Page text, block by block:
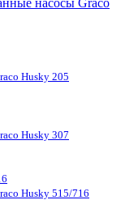
насосы Graco
Husky 205
Husky 307
Husky 515/716